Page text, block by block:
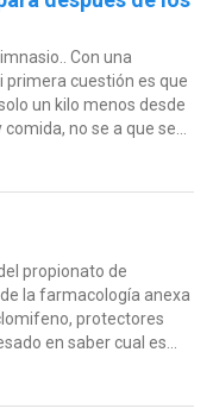
Con una
primera cuestión es que
un kilo menos desde
no se a que se...
propionato de
la farmacología anexa
protectores
en saber cual es...